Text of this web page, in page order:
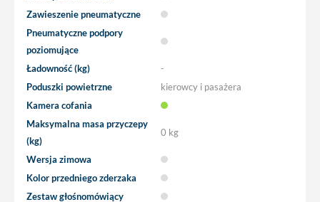
Zawieszenie pneumatyczne
Pneumatyczne podpory
poziomujące
Ładowność (kg)
-
Poduszki powietrzne
kierowcy i pasażera
Kamera cofania
Maksymalna masa przyczepy
(kg)
0 kg
Wersja zimowa
Kolor przedniego zderzaka
Zestaw głośnomówiący